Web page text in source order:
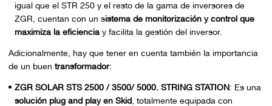
igual que el STR 250 y el resto de la gama de inversores de
ZGR, cuentan con un sistema de monitorización y control que
maximiza la eficienciay facilita la gestión del inversor.
Adicionalmente, hay que tener en cuenta también la importancia
de un buen transformador:
ZGR SOLAR STS 2500 / 3500/ 5000. STRING STATION: Es una
solución plug and play en Skid, totalmente equipada con